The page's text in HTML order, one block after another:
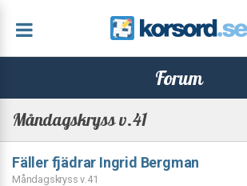
Forum
Måndagskryss v.41
Fäller fjädrar Ingrid Bergman
Måndagskryss v.41